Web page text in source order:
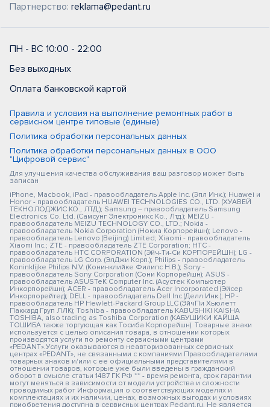
Партнерство: reklama@pedant.ru
ПН - ВС 10:00 - 22:00
Без выходных
Оплата банковской картой
Правила и условия на выполнение ремонтных работ в
сервисном центре типовые (единые)
Политика обработки персональных данных
Политика обработки персональных данных в ООО
"Цифровой сервис"
Для улучшения качества обслуживания ваш разговор может быть
записан
iPhone, Macbook, iPad - правообладатель Apple Inc. (Эпл Инк.); Huawei и
Honor - правообладатель HUAWEI TECHNOLOGIES CO., LTD. (ХУАВЕЙ
ТЕКНОЛОДЖИС КО., ЛТД.); Samsung – правообладатель Samsung
Electronics Co. Ltd. (Самсунг Электроникс Ко., Лтд.); MEIZU -
правообладатель MEIZU TECHNOLOGY CO., LTD.; Nokia -
правообладатель Nokia Corporation (Нокиа Корпорейшн); Lenovo -
правообладатель Lenovo (Beijing) Limited; Xiaomi - правообладатель
Xiaomi Inc.; ZTE - правообладатель ZTE Corporation; HTC -
правообладатель HTC CORPORATION (Эйч-Ти-Си КОРПОРЕЙШН); LG -
правообладатель LG Corp. (ЭлДжи Корп.); Philips - правообладатель
Koninklijke Philips N.V. (Конинклийке Филипс Н.В.); Sony -
правообладатель Sony Corporation (Сони Корпорейшн); ASUS -
правообладатель ASUSTeK Computer Inc. (Асустек Компьютер
Инкорпорейшн); ACER - правообладатель Acer Incorporated (Эйсер
Инкорпорейтед); DELL - правообладатель Dell Inc.(Делл Инк.); HP -
правообладатель HP Hewlett-Packard Group LLC (ЭйчПи Хьюлетт
Паккард Груп ЛЛК); Toshiba - правообладатель KABUSHIKI KAISHA
TOSHIBA, also trading as Toshiba Corporation (КАБУШИКИ КАЙША
ТОШИБА также торгующая как Тосиба Корпорейшн). Товарные знаки
используется с целью описания товара, в отношении которых
производятся услуги по ремонту сервисными центрами
«PEDANT».Услуги оказываются в неавторизованных сервисных
центрах «PEDANT», не связанными с компаниями Правообладателями
товарных знаков и/или с ее официальными представителями в
отношении товаров, которые уже были введены в гражданский
оборот в смысле статьи 1487 ГК РФ ** - время ремонта, срок гарантии
могут меняться в зависимости от модели устройства и сложности
проводимых работ Информация о соответствующих моделях и
комплектациях и их наличии, ценах, возможных выгодах и условиях
приобретения доступна в сервисных центрах Pedant.ru. Не является